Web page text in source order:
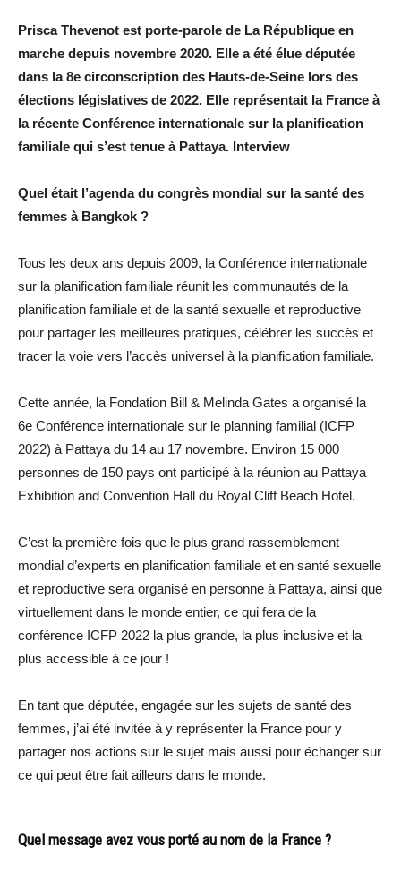
Prisca Thevenot est porte-parole de La République en
marche depuis novembre 2020. Elle a été élue députée
dans la 8e circonscription des Hauts-de-Seine lors des
élections législatives de 2022. Elle représentait la France à
la récente Conférence internationale sur la planification
familiale qui s’est tenue à Pattaya. Interview
Quel était l’agenda du congrès mondial sur la santé des
femmes à Bangkok ?
Tous les deux ans depuis 2009, la Conférence internationale
sur la planification familiale réunit les communautés de la
planification familiale et de la santé sexuelle et reproductive
pour partager les meilleures pratiques, célébrer les succès et
tracer la voie vers l’accès universel à la planification familiale.
Cette année, la Fondation Bill & Melinda Gates a organisé la
6e Conférence internationale sur le planning familial (ICFP
2022) à Pattaya du 14 au 17 novembre. Environ 15 000
personnes de 150 pays ont participé à la réunion au Pattaya
Exhibition and Convention Hall du Royal Cliff Beach Hotel.
C’est la première fois que le plus grand rassemblement
mondial d’experts en planification familiale et en santé sexuelle
et reproductive sera organisé en personne à Pattaya, ainsi que
virtuellement dans le monde entier, ce qui fera de la
conférence ICFP 2022 la plus grande, la plus inclusive et la
plus accessible à ce jour !
En tant que députée, engagée sur les sujets de santé des
femmes, j’ai été invitée à y représenter la France pour y
partager nos actions sur le sujet mais aussi pour échanger sur
ce qui peut être fait ailleurs dans le monde.
Quel message avez vous porté au nom de la France ?